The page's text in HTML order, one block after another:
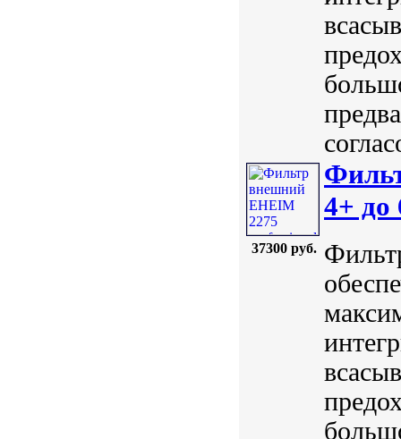
37300 руб.
4+ до